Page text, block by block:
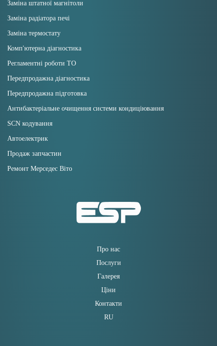
Заміна штатної магнітоли
Заміна радіатора печі
Заміна термостату
Комп'ютерна діагностика
Регламентні роботи ТО
Передпродажна діагностика
Передпродажна підготовка
Антибактеріальне очищення системи кондиціювання
SCN кодування
Автоелектрик
Продаж запчастин
Ремонт Мерседес Віто
Про нас
Послуги
Галерея
Ціни
Контакти
RU